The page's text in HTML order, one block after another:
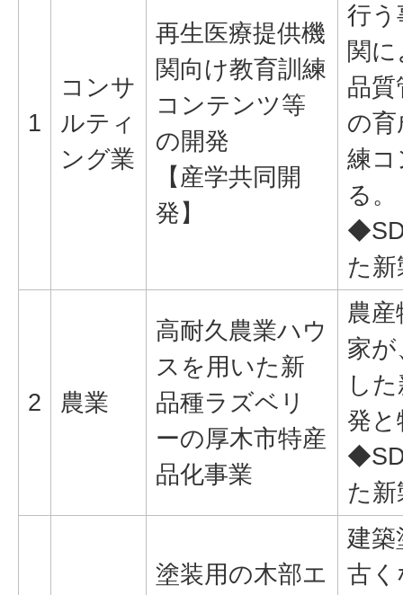
1
コンサ
ルティ
ング業
再生医療提供機
関向け教育訓練
コンテンツ等
の開発
【産学共同開
発】
行う
関
品質
の
練
る。
た新
2 農業
高耐久農業ハウ
スを用いた新
品種ラズベリ
ーの厚木市特産
品化事業
農
家が
し
発と
た新
塗装用の木部エ
建築
古